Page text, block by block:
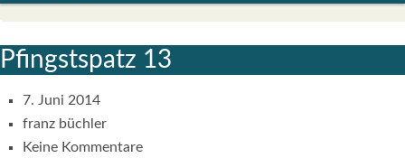
Pfingst­spatz 13
7. Juni 2014
franz büchler
Keine Kommentare